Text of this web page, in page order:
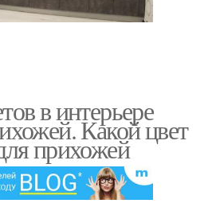
в интерьере
Какой цвет
прихожей